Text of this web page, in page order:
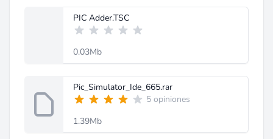
PIC Adder.TSC
0.03Mb
Pic_Simulator_Ide_665.rar
5 opiniones
1.39Mb